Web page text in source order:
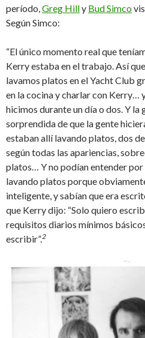
período,Greg Hilly Bud Simco
Según Simco:
“El único momento real que
Kerry estaba en el trabajo. Así
lavamos platos en el Yacht Club
en la cocina y charlar con Kerry…
hicimos durante un día o dos. Y
sorprendida de que la gente
estaban allí lavando platos, dos
según todas las apariencias,
platos… Y no podían entender
lavando platos porque
inteligente, y sabían que era
que Kerry dijo: “Solo quiero
requisitos diarios mínimos
escribir”.2